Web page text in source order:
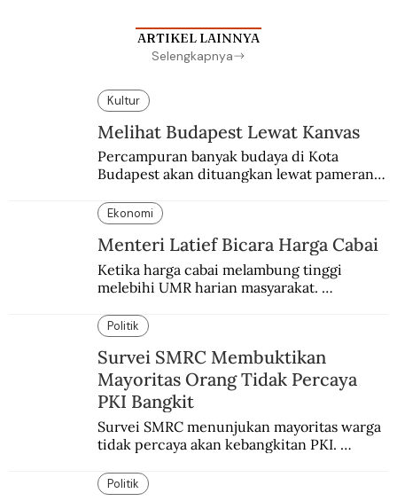
ARTIKEL LAINNYA
Selengkapnya
Kultur
Melihat Budapest Lewat Kanvas
Percampuran banyak budaya di Kota
Budapest akan dituangkan lewat pameran
Ekonomi
Menteri Latief Bicara Harga Cabai
Ketika harga cabai melambung tinggi
melebihi UMR harian masyarakat.
Politik
Survei SMRC Membuktikan
Mayoritas Orang Tidak Percaya
PKI Bangkit
Survei SMRC menunjukan mayoritas warga
tidak percaya akan kebangkitan PKI.
tujuan politik.
Politik